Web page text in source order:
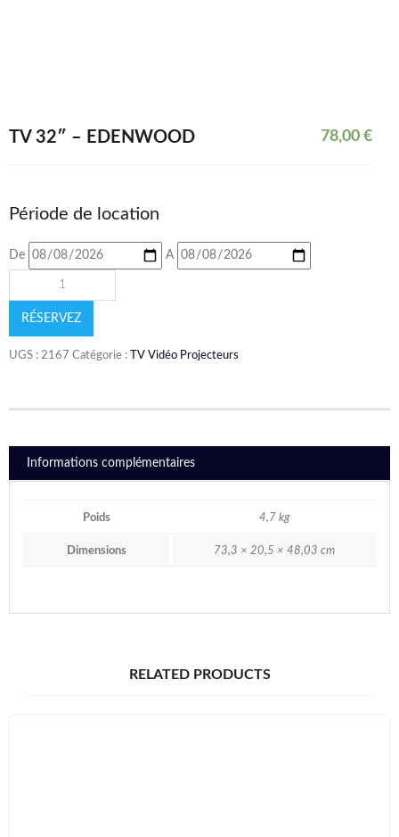
TV 32″ – EDENWOOD 78,00 €
Période de location
De A
RÉSERVEZ
UGS : 2167 Catégorie : TV Vidéo Projecteurs
Informations complémentaires
Poids 4,7 kg
Dimensions 73,3 × 20,5 × 48,03 cm
RELATED PRODUCTS